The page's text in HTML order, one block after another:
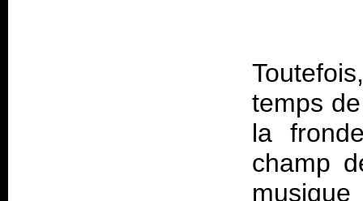
temps
la
champ